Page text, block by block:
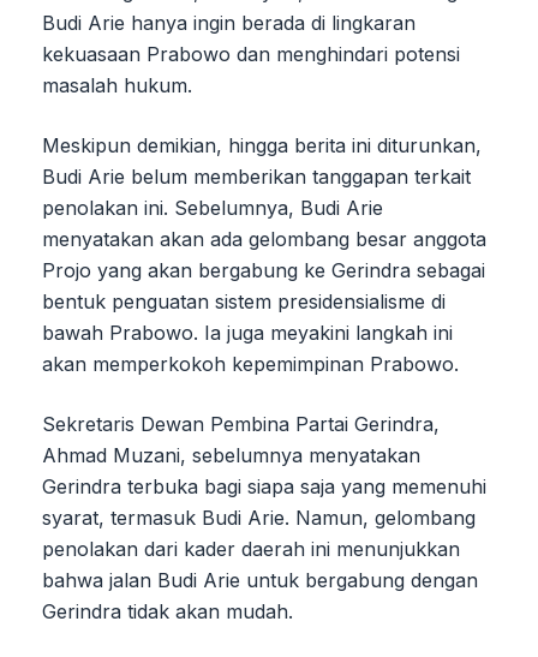
Budi Arie hanya ingin berada di lingkaran
kekuasaan Prabowo dan menghindari potensi
masalah hukum.
Meskipun demikian, hingga berita ini diturunkan,
Budi Arie belum memberikan tanggapan terkait
penolakan ini. Sebelumnya, Budi Arie
menyatakan akan ada gelombang besar anggota
Projo yang akan bergabung ke Gerindra sebagai
bentuk penguatan sistem presidensialisme di
bawah Prabowo. Ia juga meyakini langkah ini
akan memperkokoh kepemimpinan Prabowo.
Sekretaris Dewan Pembina Partai Gerindra,
Ahmad Muzani, sebelumnya menyatakan
Gerindra terbuka bagi siapa saja yang memenuhi
syarat, termasuk Budi Arie. Namun, gelombang
penolakan dari kader daerah ini menunjukkan
bahwa jalan Budi Arie untuk bergabung dengan
Gerindra tidak akan mudah.